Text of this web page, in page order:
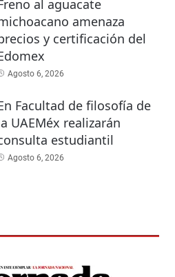
Freno al aguacate
amenaza
y certificación del
Agosto 6, 2026
Facultad de filosofía de
UAEMéx realizarán
estudiantil
Agosto 6, 2026